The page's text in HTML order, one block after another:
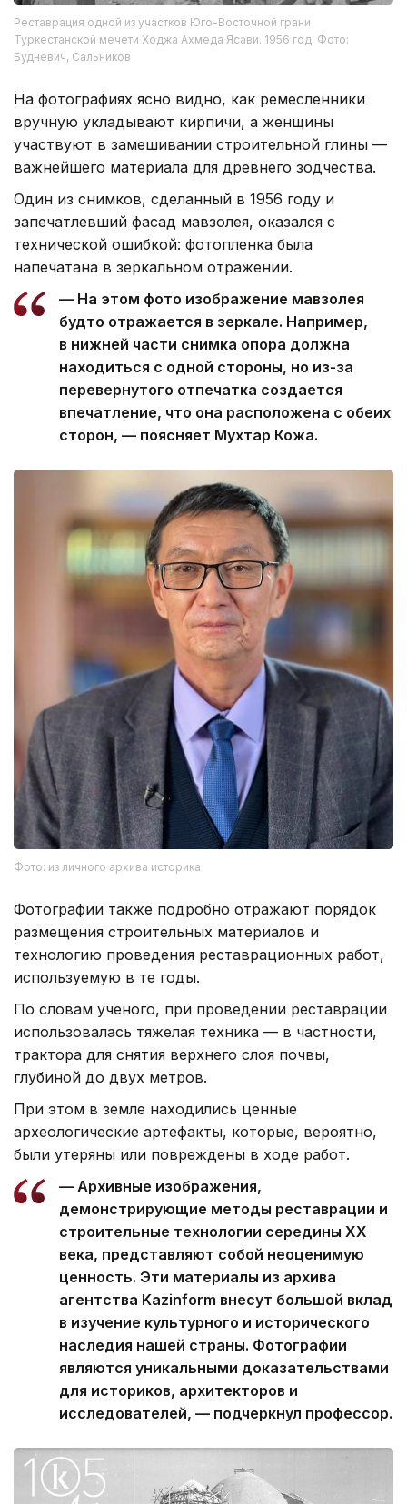
Реставрация одной из участков Юго-Восточной грани
Туркестанской мечети Ходжа Ахмеда Ясави. 1956 год. Фото:
Будневич, Сальников
На фотографиях ясно видно, как ремесленники
вручную укладывают кирпичи, а женщины
участвуют в замешивании строительной глины —
важнейшего материала для древнего зодчества.
Один из снимков, сделанный в 1956 году и
запечатлевший фасад мавзолея, оказался с
технической ошибкой: фотопленка была
напечатана в зеркальном отражении.
— На этом фото изображение мавзолея
будто отражается в зеркале. Например,
в нижней части снимка опора должна
находиться с одной стороны, но из-за
перевернутого отпечатка создается
впечатление, что она расположена с обеих
сторон, — поясняет Мухтар Кожа.
Фото: из личного архива историка
Фотографии также подробно отражают порядок
размещения строительных материалов и
технологию проведения реставрационных работ,
используемую в те годы.
По словам ученого, при проведении реставрации
использовалась тяжелая техника — в частности,
трактора для снятия верхнего слоя почвы,
глубиной до двух метров.
При этом в земле находились ценные
археологические артефакты, которые, вероятно,
были утеряны или повреждены в ходе работ.
— Архивные изображения,
демонстрирующие методы реставрации и
строительные технологии середины XX
века, представляют собой неоценимую
ценность. Эти материалы из архива
агентства Kazinform внесут большой вклад
в изучение культурного и исторического
наследия нашей страны. Фотографии
являются уникальными доказательствами
для историков, архитекторов и
исследователей, — подчеркнул профессор.